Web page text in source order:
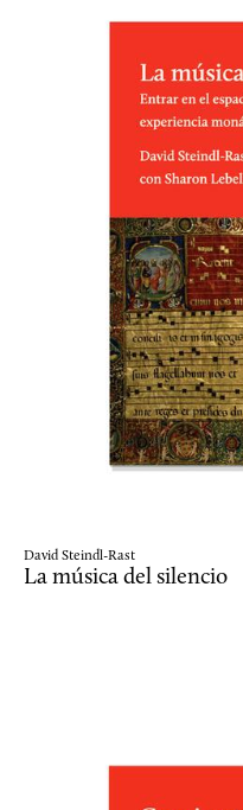
David Steindl-Rast
La música del silencio